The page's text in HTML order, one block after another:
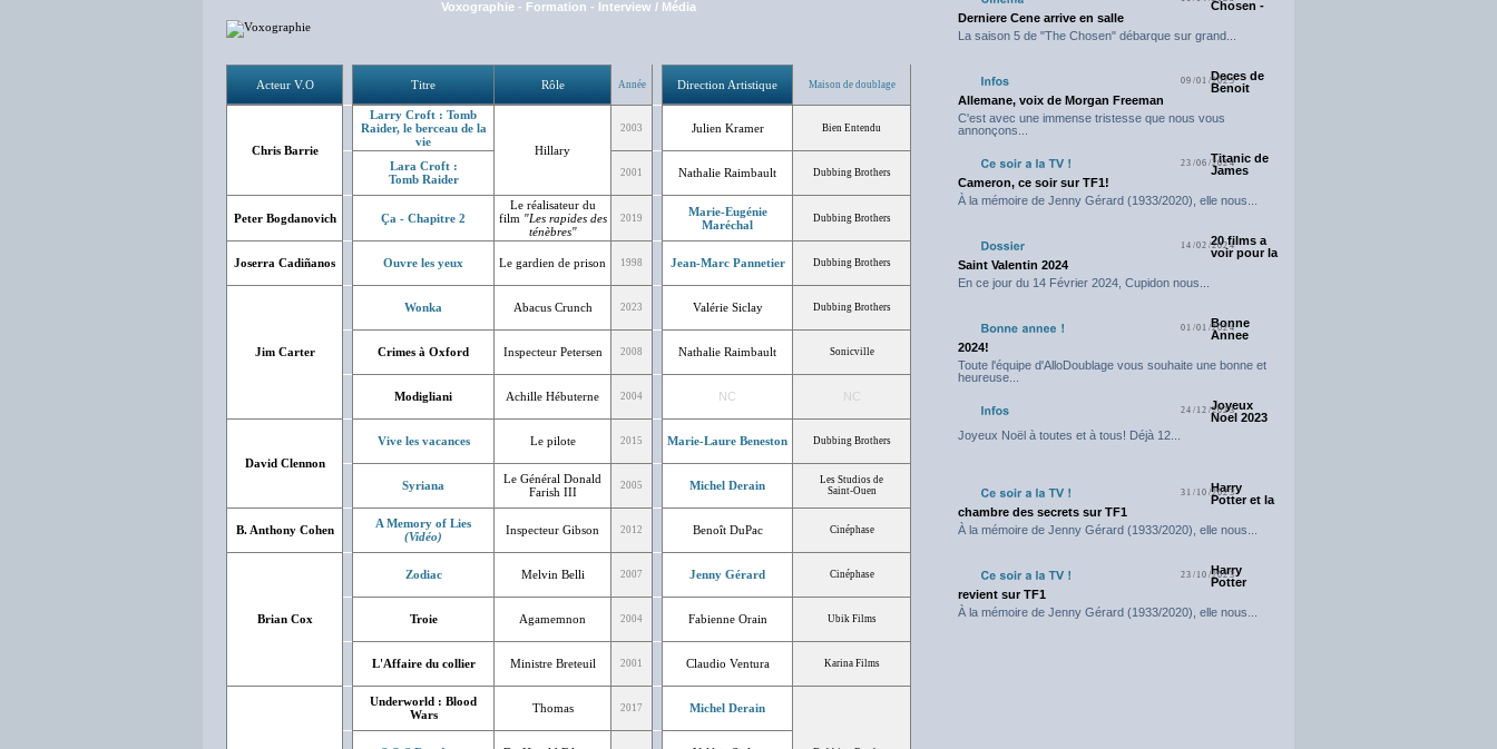
Voxographie - Formation - Interview / Média
Acteur V.O Titre Rôle Année Direction Artistique Maison de doublage
Chris Barrie
Larry Croft : Tomb
Raider, le berceau de la
vie
Hillary
2003 Julien Kramer Bien Entendu
Lara Croft :
Tomb Raider
2001 Nathalie Raimbault Dubbing Brothers
Peter Bogdanovich Ça - Chapitre 2
Le réalisateur du
film "Les rapides des
ténèbres"
2019
Marie-Eugénie
Maréchal
Dubbing Brothers
Joserra Cadiñanos Ouvre les yeux Le gardien de prison 1998 Jean-Marc Pannetier Dubbing Brothers
Jim Carter
Wonka Abacus Crunch 2023 Valérie Siclay Dubbing Brothers
Crimes à Oxford Inspecteur Petersen 2008 Nathalie Raimbault Sonicville
Modigliani Achille Hébuterne 2004 NC NC
David Clennon
Vive les vacances Le pilote 2015 Marie-Laure Beneston Dubbing Brothers
Syriana
Le Général Donald
Farish III
2005 Michel Derain
Les Studios de
Saint-Ouen
B. Anthony Cohen
A Memory of Lies
(Vidéo)
Inspecteur Gibson 2012 Benoît DuPac Cinéphase
Brian Cox
Zodiac Melvin Belli 2007 Jenny Gérard Cinéphase
Troie Agamemnon 2004 Fabienne Orain Ubik Films
L'Affaire du collier Ministre Breteuil 2001 Claudio Ventura Karina Films
Underworld : Blood
Wars
Thomas 2017 Michel Derain
Chosen -
Derniere Cene arrive en salle
La saison 5 de "The Chosen" débarque sur grand...
09/01/2025Deces de
Benoit
Allemane, voix de Morgan Freeman
C'est avec une immense tristesse que nous vous
annonçons...
23/06/2024Titanic de
James
Cameron, ce soir sur TF1!
À la mémoire de Jenny Gérard (1933/2020), elle nous...
14/02/202420 films a
voir pour la
Saint Valentin 2024
En ce jour du 14 Février 2024, Cupidon nous...
01/01/2024
Bonne
Annee
2024!
Toute l'équipe d'AlloDoublage vous souhaite une bonne et
heureuse...
24/12/2023
Joyeux
Noel 2023
Joyeux Noël à toutes et à tous! Déjà 12...
31/10/2023
Harry
Potter et la
chambre des secrets sur TF1
À la mémoire de Jenny Gérard (1933/2020), elle nous...
23/10/2023
Harry
Potter
revient sur TF1
À la mémoire de Jenny Gérard (1933/2020), elle nous...